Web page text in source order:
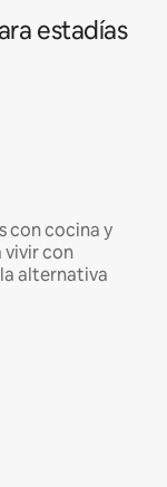
estadías
con cocina y
vivir con
alternativa